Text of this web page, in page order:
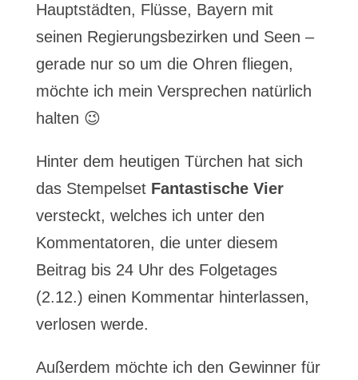
Hauptstädten, Flüsse, Bayern mit
seinen Regierungsbezirken und Seen –
gerade nur so um die Ohren fliegen,
möchte ich mein Versprechen natürlich
halten 😉
Hinter dem heutigen Türchen hat sich
das Stempelset Fantastische Vier
versteckt, welches ich unter den
Kommentatoren, die unter diesem
Beitrag bis 24 Uhr des Folgetages
(2.12.) einen Kommentar hinterlassen,
verlosen werde.
Außerdem möchte ich den Gewinner für